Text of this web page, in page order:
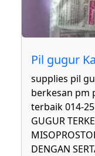
Pil gugur
supplies pil
berkesan pm
terbaik 014-
GUGUR
DENGAN